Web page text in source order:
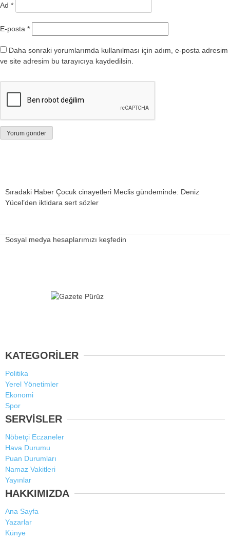
Ad *
E-posta *
Daha sonraki yorumlarımda kullanılması için adım, e-posta adresim
ve site adresim bu tarayıcıya kaydedilsin.
Sıradaki Haber Çocuk cinayetleri Meclis gündeminde: Deniz
Yücel’den iktidara sert sözler
Sosyal medya hesaplarımızı keşfedin
KATEGORİLER
Politika
Yerel Yönetimler
Ekonomi
Spor
SERVİSLER
Nöbetçi Eczaneler
Hava Durumu
Puan Durumları
Namaz Vakitleri
Yayınlar
HAKKIMIZDA
Ana Sayfa
Yazarlar
Künye